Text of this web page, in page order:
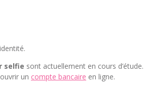
selfie sont actuellement en cours
un compte bancaire en ligne.